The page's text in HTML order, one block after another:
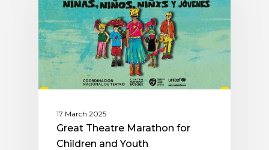
17 March 2025
Great Theatre Marathon for
Children and Youth